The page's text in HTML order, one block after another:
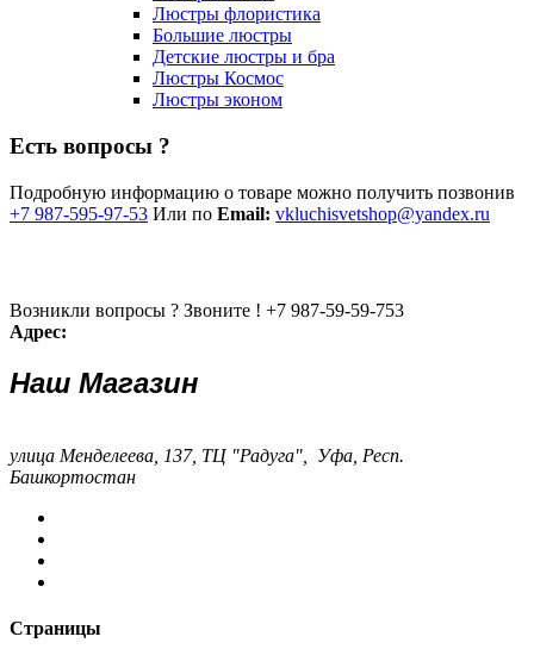
Люстры флористика
Большие люстры
Детские люстры и бра
Люстры Космос
Люстры эконом
Есть вопросы ?
Подробную информацию о товаре можно получить позвонив
+7 987-595-97-53 Или по Email: vkluchisvetshop@yandex.ru
Возникли вопросы ? Звоните ! +7 987-59-59-753
Адрес:
Наш Магазин
улица Менделеева, 137, ТЦ "Радуга", Уфа, Респ.
Башкортостан
Страницы